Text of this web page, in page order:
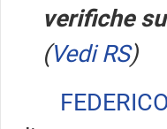
verifiche
(Vedi RS)